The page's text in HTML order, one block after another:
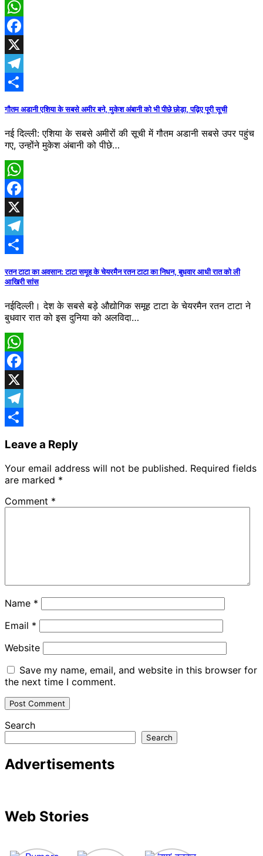
WhatsApp
Facebook
X
Telegram
गौतम अडानी एशिया के सबसे अमीर बने, मुकेश अंबानी को भी पीछे छोड़ा, पढ़िए पूरी सूची
नई दिल्ली: एशिया के सबसे अमीरों की सूची में गौतम अडानी सबसे उपर पहुंच
गए, उन्होंने मुकेश अंबानी को पीछे…
WhatsApp
Facebook
X
Telegram
रतन टाटा का अवसान: टाटा समूह के चेयरमैन रतन टाटा का निधन, बुधवार आधी रात को ली
आखिरी सांस
नईदिल्ली। देश के सबसे बड़े औद्योगिक समूह टाटा के चेयरमैन रतन टाटा ने
बुधवार रात को इस दुनिया को अलविदा…
WhatsApp
Facebook
X
Telegram
Leave a Reply
Your email address will not be published. Required fields
are marked *
Comment *
Name *
Email *
Website
Save my name, email, and website in this browser for
the next time I comment.
Search
Search
Advertisements
Web Stories